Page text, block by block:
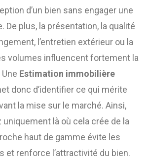
d’un bien sans engager une
De plus, la présentation, la qualité
l’entretien extérieur ou la
volumes influencent fortement la
Estimation immobilière
donc d’identifier ce qui mérite
la mise sur le marché. Ainsi,
là où cela crée de la
haut de gamme évite les
et renforce l’attractivité du bien.